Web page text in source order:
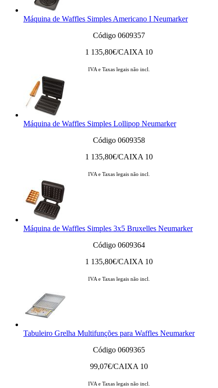
Máquina de Waffles Simples Americano I Neumarker
Código 0609357
1 135,80€/CAIXA 10
IVA e Taxas legais não incl.
Máquina de Waffles Simples Lollipop Neumarker
Código 0609358
1 135,80€/CAIXA 10
IVA e Taxas legais não incl.
Máquina de Waffles Simples 3x5 Bruxelles Neumarker
Código 0609364
1 135,80€/CAIXA 10
IVA e Taxas legais não incl.
Tabuleiro Grelha Multifunções para Waffles Neumarker
Código 0609365
99,07€/CAIXA 10
IVA e Taxas legais não incl.